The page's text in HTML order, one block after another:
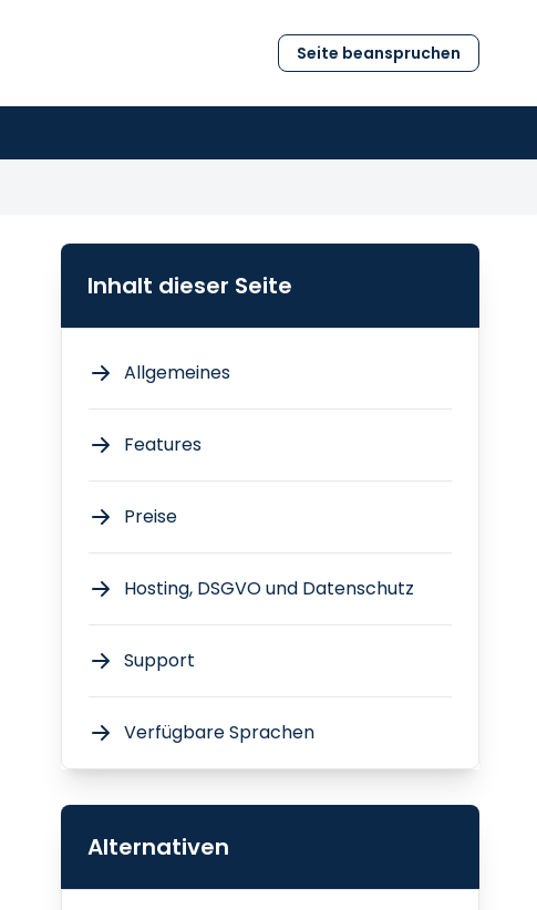
Seite beanspruchen
Inhalt dieser Seite
Allgemeines
Features
Preise
Hosting, DSGVO und Datenschutz
Support
Verfügbare Sprachen
Alternativen